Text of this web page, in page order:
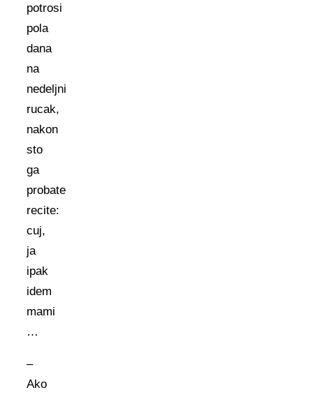
potrosi
pola
dana
na
nedeljni
rucak,
nakon
sto
ga
probate
recite:
cuj,
ja
ipak
idem
mami
…
–
Ako